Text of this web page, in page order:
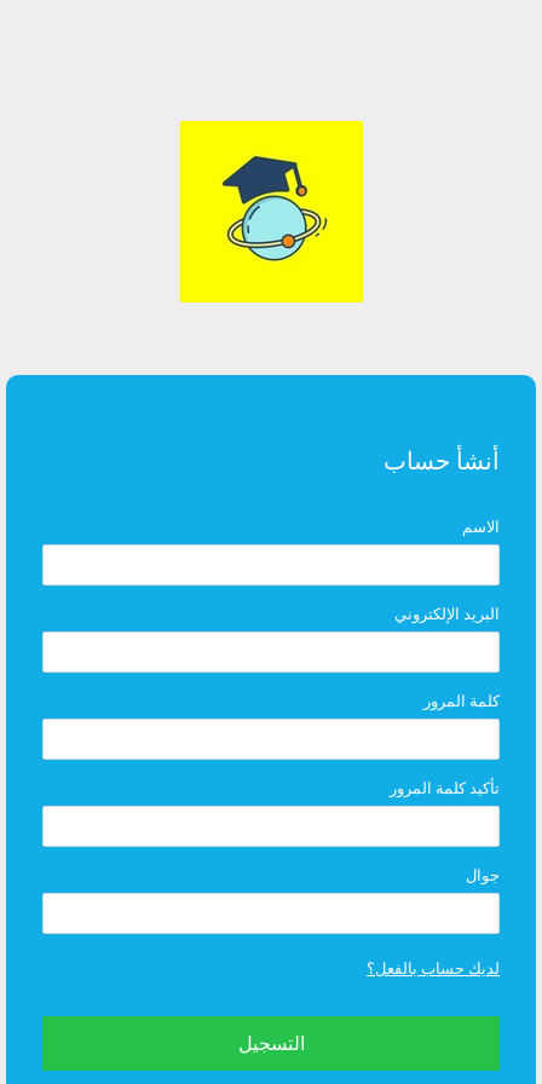
أنشأ حساب
الاسم
البريد الإلكتروني
كلمة المرور
تأكيد كلمة المرور
جوال
لديك حساب بالفعل؟
التسجيل